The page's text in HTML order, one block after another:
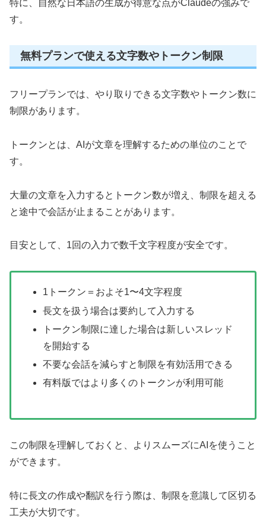
特に、自然な日本語の生成が得意な点がClaudeの強みで
す。
無料プランで使える文字数やトークン制限
フリープランでは、やり取りできる文字数やトークン数に
制限があります。
トークンとは、AIが文章を理解するための単位のことで
す。
大量の文章を入力するとトークン数が増え、制限を超える
と途中で会話が止まることがあります。
目安として、1回の入力で数千文字程度が安全です。
1トークン＝およそ1〜4文字程度
長文を扱う場合は要約して入力する
トークン制限に達した場合は新しいスレッド
を開始する
不要な会話を減らすと制限を有効活用できる
有料版ではより多くのトークンが利用可能
この制限を理解しておくと、よりスムーズにAIを使うこと
ができます。
特に長文の作成や翻訳を行う際は、制限を意識して区切る
工夫が大切です。